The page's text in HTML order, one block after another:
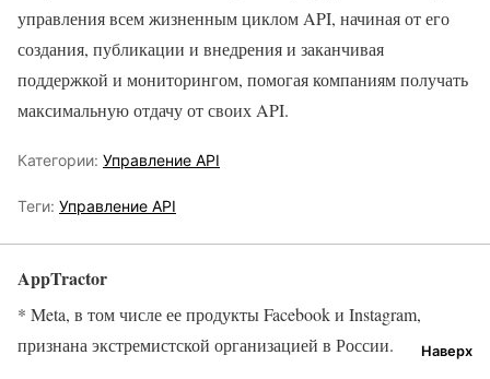
управления всем жизненным циклом API, начиная от его
создания, публикации и внедрения и заканчивая
поддержкой и мониторингом, помогая компаниям получать
максимальную отдачу от своих API.
Категории: Управление API
Теги: Управление API
AppTractor
Наверх
* Meta, в том числе ее продукты Facebook и Instagram,
признана экстремистской организацией в России.